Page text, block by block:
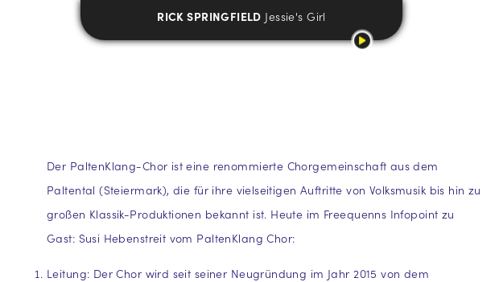
RICK SPRINGFIELD Jessie's Girl
Der PaltenKlang-Chor ist eine renommierte Chorgemeinschaft aus dem
Paltental (Steiermark), die für ihre vielseitigen Auftritte von Volksmusik bis hin zu
großen Klassik-Produktionen bekannt ist. Heute im Freequenns Infopoint zu
Gast: Susi Hebenstreit vom PaltenKlang Chor:
Leitung: Der Chor wird seit seiner Neugründung im Jahr 2015 von dem